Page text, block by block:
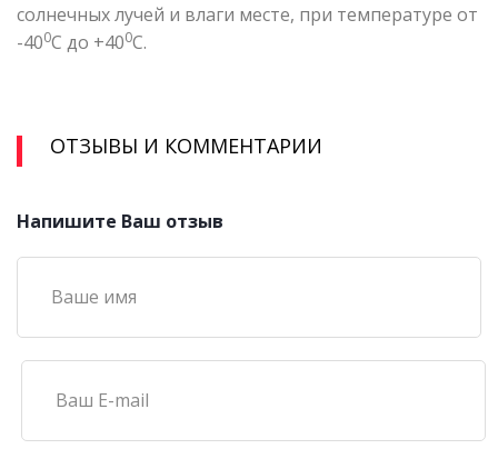
солнечных лучей и влаги месте, при температуре от
-400С до +400С.
ОТЗЫВЫ И КОММЕНТАРИИ
Напишите Ваш отзыв